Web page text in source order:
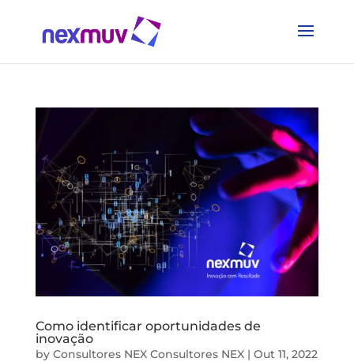
Como identificar oportunidades de
inovação
by Consultores NEX Consultores NEX| Out 11, 2022